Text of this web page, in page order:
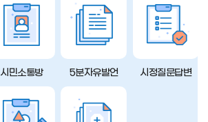
시민소통방 5분자유발언 시정질문답변